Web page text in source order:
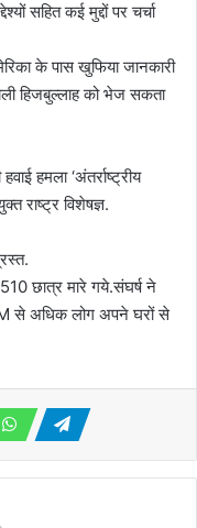
सहित कई मुद्दों पर चर्चा
के पास खुफिया जानकारी
हिजबुल्लाह को भेज सकता
हमला ‘अंतर्राष्ट्रीय
राष्ट्र विशेषज्ञ.
छात्र मारे गये.संघर्ष ने
से अधिक लोग अपने घरों से